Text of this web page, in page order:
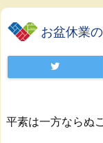
お盆休業
平素は一方ならぬ